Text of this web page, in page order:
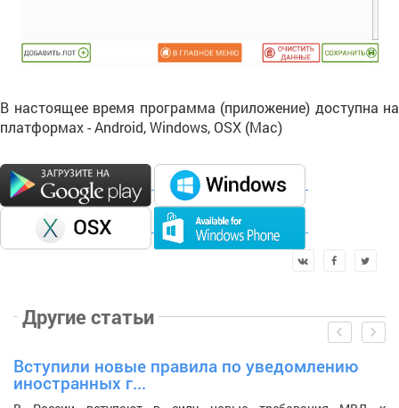
В настоящее время программа (приложение) доступна на
платформах - Android, Windows, OSX (Mac)
Другие статьи
Вступили новые правила по уведомлению
иностранных г...
prev next